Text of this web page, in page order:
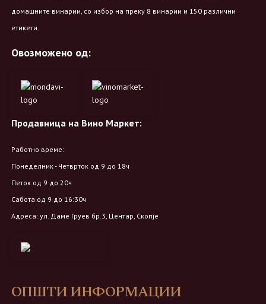
домашните винарии, со избор на преку 8 винарии и 150 различни
етикети.
Овозможено од:
Продавница на Вино Маркет:
Работно време:
Понеделник - Четврток од 9 до 18ч
Петок од 9 до 20ч
Сабота од 9 до 16:30ч
Адреса: ул. Даме Груев бр.3, Центар, Скопје
ОПШТИ ИНФОРМАЦИИ